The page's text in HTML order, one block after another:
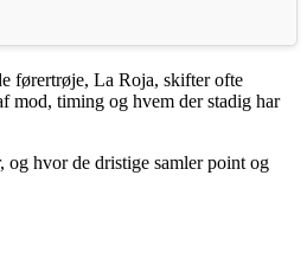
førertrøje, La Roja, skifter ofte
mod, timing og hvem der stadig har
og hvor de dristige samler point og